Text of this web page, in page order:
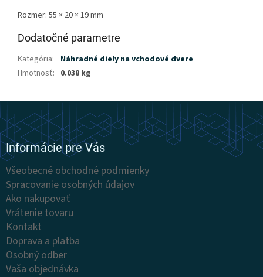
Rozmer: 55 × 20 × 19 mm
Dodatočné parametre
Kategória:
Náhradné diely na vchodové dvere
Hmotnosť: 0.038 kg
Z
á
p
ä
t
Informácie pre Vás
Všeobecné obchodné podmienky
Spracovanie osobných údajov
Ako nakupovať
Vrátenie tovaru
Kontakt
Doprava a platba
Osobný odber
Vaša objednávka